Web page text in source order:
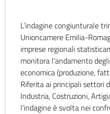
L’indagine congiunturale
Unioncamere Emilia-
imprese regionali
monitora l'andamento
economica (produzione,
Riferita ai principali settori
Industria, Costruzioni,
l’indagine è svolta nei